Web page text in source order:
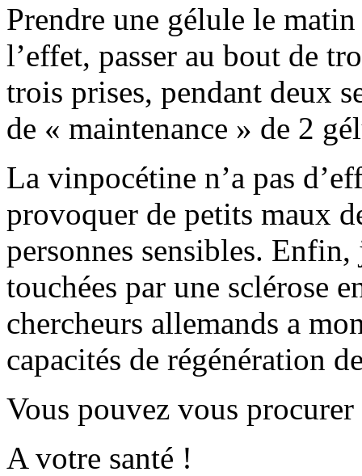
Prendre une gélule le
l’effet, passer au bout de
trois prises, pendant deux
de « maintenance » de 2
La vinpocétine n’a pas
provoquer de petits maux
personnes sensibles.
touchées par une sclérose
chercheurs allemands a
capacités de régénération
Vous pouvez vous
A votre santé !